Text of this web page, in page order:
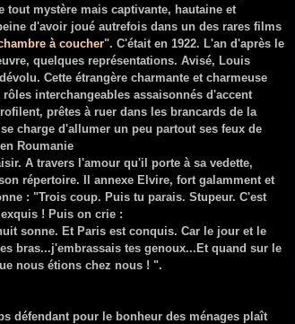
mystère mais captivante, hautaine et
d'avoir joué autrefois dans un des rares films
à coucher". C'était en 1922. L'an d'après le
quelques représentations. Avisé, Louis
Cette étrangère charmante et charmeuse
interchangeables assaisonnés d'accent
prêtes à ruer dans les brancards de la
charge d'allumer un peu partout ses feux de
Roumanie
A travers l'amour qu'il porte à sa vedette,
répertoire. Il annexe Elvire, fort galamment et
: "Trois coup. Puis tu parais. Stupeur. C'est
! Puis on crie :
sonne. Et Paris est conquis. Car le jour et le
bras...j'embrassais tes genoux...Et quand sur le
nous étions chez nous ! ".
défendant pour le bonheur des ménages plaît